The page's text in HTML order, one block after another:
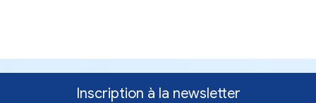
Inscription à la newsletter